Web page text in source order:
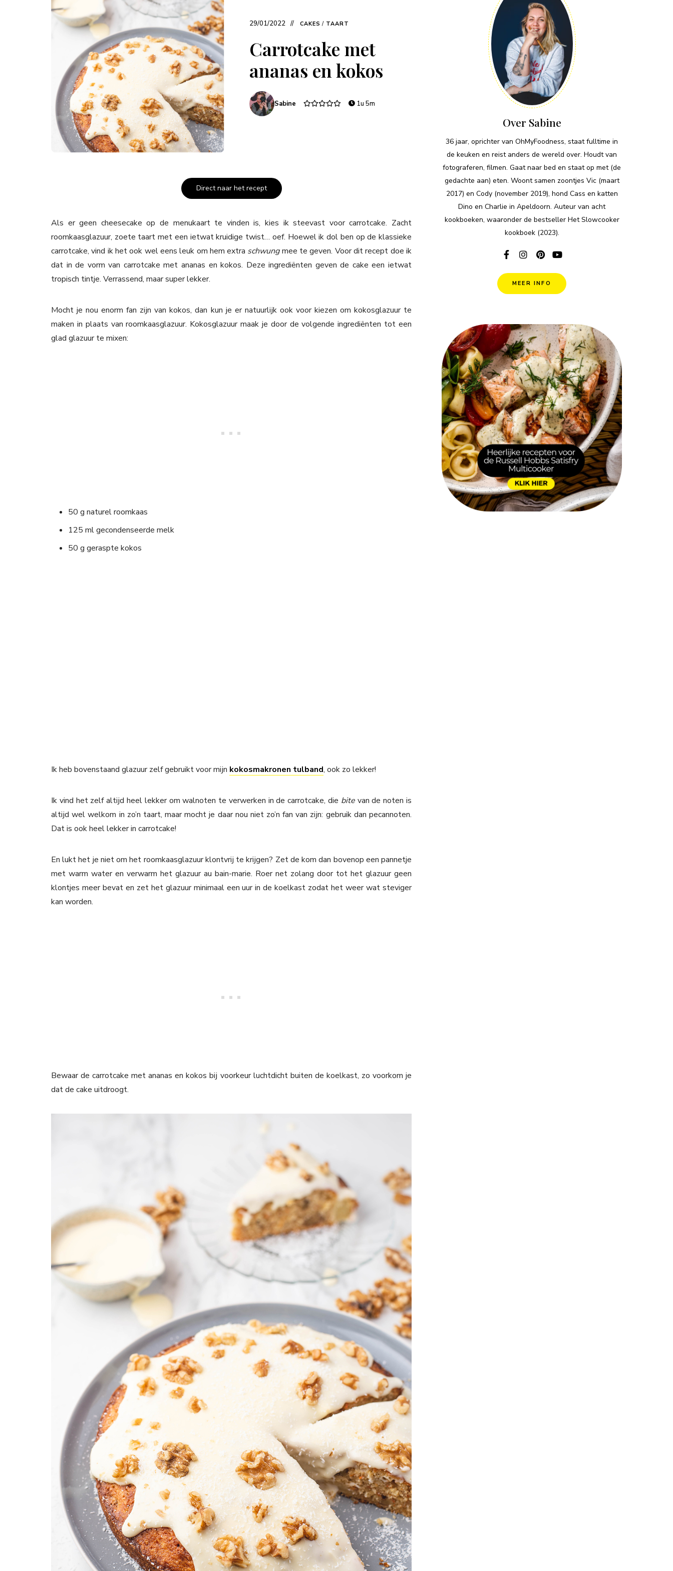
29/01/2022 CAKES / TAART
Carrotcake met
ananas en kokos
Sabine 1u 5m
Direct naar het recept
Als er geen cheesecake op de menukaart te vinden is, kies ik steevast voor carrotcake. Zacht
roomkaasglazuur, zoete taart met een ietwat kruidige twist… oef. Hoewel ik dol ben op de klassieke
carrotcake, vind ik het ook wel eens leuk om hem extra schwungmee te geven. Voor dit recept doe ik
dat in de vorm van carrotcake met ananas en kokos. Deze ingrediënten geven de cake een ietwat
tropisch tintje. Verrassend, maar super lekker.
Mocht je nou enorm fan zijn van kokos, dan kun je er natuurlijk ook voor kiezen om kokosglazuur te
maken in plaats van roomkaasglazuur. Kokosglazuur maak je door de volgende ingrediënten tot een
glad glazuur te mixen:
50 g naturel roomkaas
125 ml gecondenseerde melk
50 g geraspte kokos
Ik heb bovenstaand glazuur zelf gebruikt voor mijn kokosmakronen tulband, ook zo lekker!
Ik vind het zelf altijd heel lekker om walnoten te verwerken in de carrotcake, die bite van de noten is
altijd wel welkom in zo’n taart, maar mocht je daar nou niet zo’n fan van zijn: gebruik dan pecannoten.
Dat is ook heel lekker in carrotcake!
En lukt het je niet om het roomkaasglazuur klontvrij te krijgen? Zet de kom dan bovenop een pannetje
met warm water en verwarm het glazuur au bain-marie. Roer net zolang door tot het glazuur geen
klontjes meer bevat en zet het glazuur minimaal een uur in de koelkast zodat het weer wat steviger
kan worden.
Bewaar de carrotcake met ananas en kokos bij voorkeur luchtdicht buiten de koelkast, zo voorkom je
dat de cake uitdroogt.
Over Sabine
36 jaar, oprichter van OhMyFoodness, staat fulltime in
de keuken en reist anders de wereld over. Houdt van
fotograferen, filmen. Gaat naar bed en staat op met (de
gedachte aan) eten. Woont samen zoontjes Vic (maart
2017) en Cody (november 2019), hond Cass en katten
Dino en Charlie in Apeldoorn. Auteur van acht
kookboeken, waaronder de bestseller Het Slowcooker
kookboek (2023).
MEER INFO